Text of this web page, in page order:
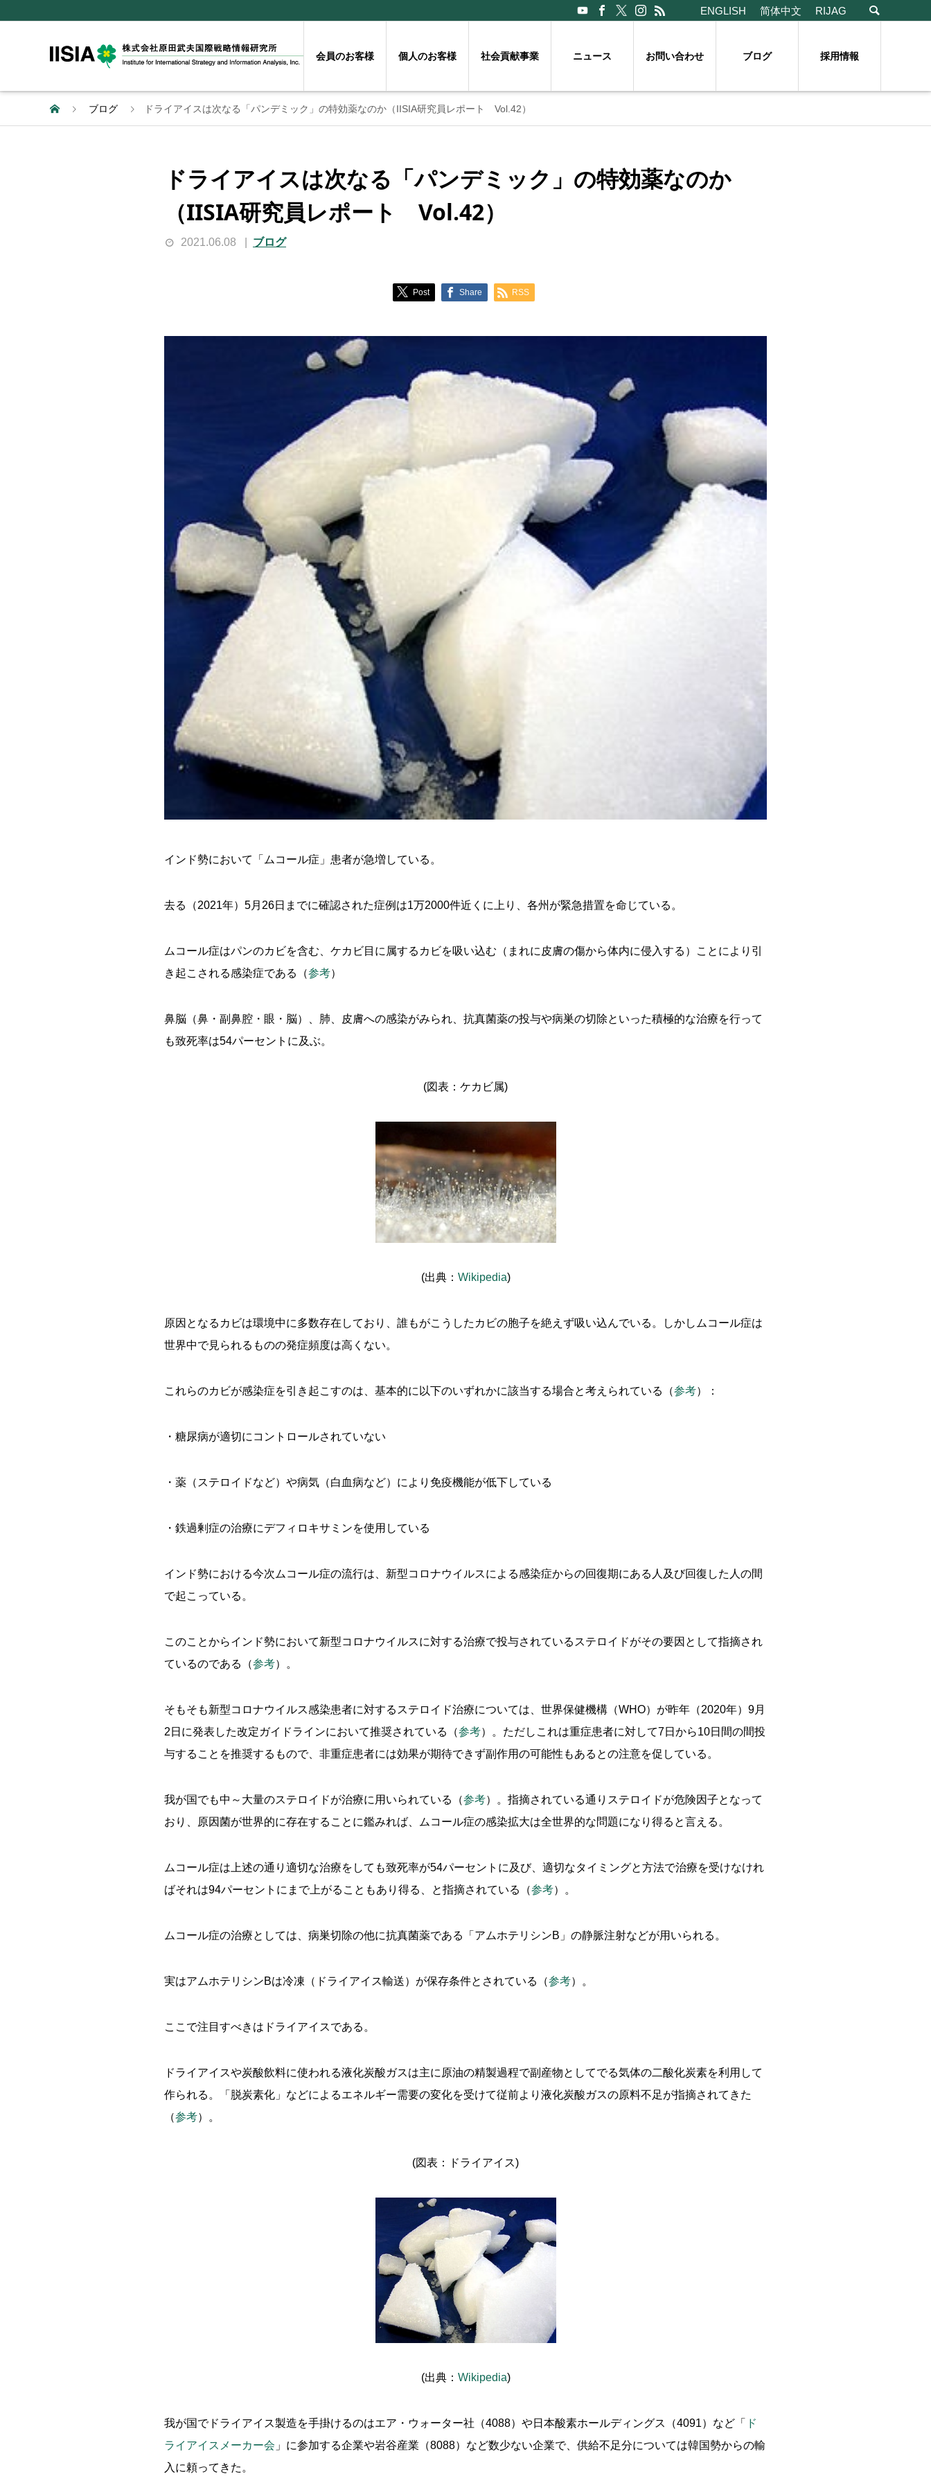
ENGLISH 简体中文 RIJAG
会員のお客様 個人のお客様 社会貢献事業 ニュース お問い合わせ ブログ 採用情報
ブログ ドライアイスは次なる「パンデミック」の特効薬なのか（IISIA研究員レポート Vol.42）
ドライアイスは次なる「パンデミック」の特効薬なのか
（IISIA研究員レポート Vol.42）
2021.06.08 ブログ
Post Share RSS
インド勢において「ムコール症」患者が急増している。
去る（2021年）5月26日までに確認された症例は1万2000件近くに上り、各州が緊急措置を命じている。
ムコール症はパンのカビを含む、ケカビ目に属するカビを吸い込む（まれに皮膚の傷から体内に侵入する）ことにより引
き起こされる感染症である（参考）
鼻脳（鼻・副鼻腔・眼・脳）、肺、皮膚への感染がみられ、抗真菌薬の投与や病巣の切除といった積極的な治療を行って
も致死率は54パーセントに及ぶ。
(図表：ケカビ属)
(出典： Wikipedia)
原因となるカビは環境中に多数存在しており、誰もがこうしたカビの胞子を絶えず吸い込んでいる。しかしムコール症は
世界中で見られるものの発症頻度は高くない。
これらのカビが感染症を引き起こすのは、基本的に以下のいずれかに該当する場合と考えられている（参考）：
・糖尿病が適切にコントロールされていない
・薬（ステロイドなど）や病気（白血病など）により免疫機能が低下している
・鉄過剰症の治療にデフィロキサミンを使用している
インド勢における今次ムコール症の流行は、新型コロナウイルスによる感染症からの回復期にある人及び回復した人の間
で起こっている。
このことからインド勢において新型コロナウイルスに対する治療で投与されているステロイドがその要因として指摘され
ているのである（参考）。
そもそも新型コロナウイルス感染患者に対するステロイド治療については、世界保健機構（WHO）が昨年（2020年）9月
2日に発表した改定ガイドラインにおいて推奨されている（参考）。ただしこれは重症患者に対して7日から10日間の間投
与することを推奨するもので、非重症患者には効果が期待できず副作用の可能性もあるとの注意を促している。
我が国でも中～大量のステロイドが治療に用いられている（参考）。指摘されている通りステロイドが危険因子となって
おり、原因菌が世界的に存在することに鑑みれば、ムコール症の感染拡大は全世界的な問題になり得ると言える。
ムコール症は上述の通り適切な治療をしても致死率が54パーセントに及び、適切なタイミングと方法で治療を受けなけれ
ばそれは94パーセントにまで上がることもあり得る、と指摘されている（参考）。
ムコール症の治療としては、病巣切除の他に抗真菌薬である「アムホテリシンB」の静脈注射などが用いられる。
実はアムホテリシンBは冷凍（ドライアイス輸送）が保存条件とされている（参考）。
ここで注目すべきはドライアイスである。
ドライアイスや炭酸飲料に使われる液化炭酸ガスは主に原油の精製過程で副産物としてでる気体の二酸化炭素を利用して
作られる。「脱炭素化」などによるエネルギー需要の変化を受けて従前より液化炭酸ガスの原料不足が指摘されてきた
（参考）。
(図表：ドライアイス)
(出典： Wikipedia)
我が国でドライアイス製造を手掛けるのはエア・ウォーター社（4088）や日本酸素ホールディングス（4091）など「
ド
ライアイスメーカー会 」に参加する企業や岩谷産業（8088）など数少ない企業で、供給不足分については韓国勢からの輸
入に頼ってきた。